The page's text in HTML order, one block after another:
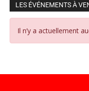
LES ÉVÉNEMENTS À
Il n’y a actuellement